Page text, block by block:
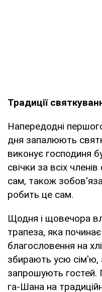
Традиції
Напередодні
дня запалюють
виконує господиня
свічки за всіх
сам, також
робить це сам.
Щодня і щовечора
трапеза, яка
благословення на
збирають усю сім'ю,
запрошують гостей.
га-Шана на